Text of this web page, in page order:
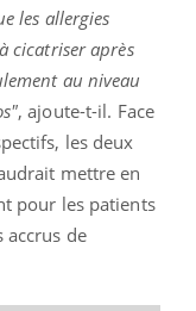
les allergies
cicatriser après
au niveau
, ajoute-t-il. Face
les deux
mettre en
pour les patients
accrus de